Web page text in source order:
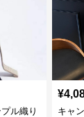
ル織り
¥
キャ